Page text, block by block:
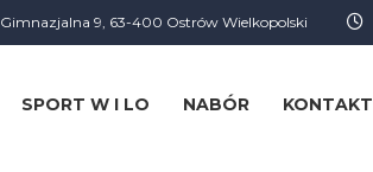
Gimnazjalna 9, 63-400 Ostrów Wielkopolski
SPORT W I LO NABÓR KONTAKT